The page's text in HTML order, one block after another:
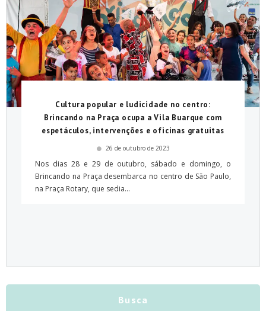
Cultura popular e ludicidade no centro:
Brincando na Praça ocupa a Vila Buarque com
espetáculos, intervenções e oficinas gratuitas
26 de outubro de 2023
Nos dias 28 e 29 de outubro, sábado e domingo, o
Brincando na Praça desembarca no centro de São Paulo,
na Praça Rotary, que sedia...
Busca